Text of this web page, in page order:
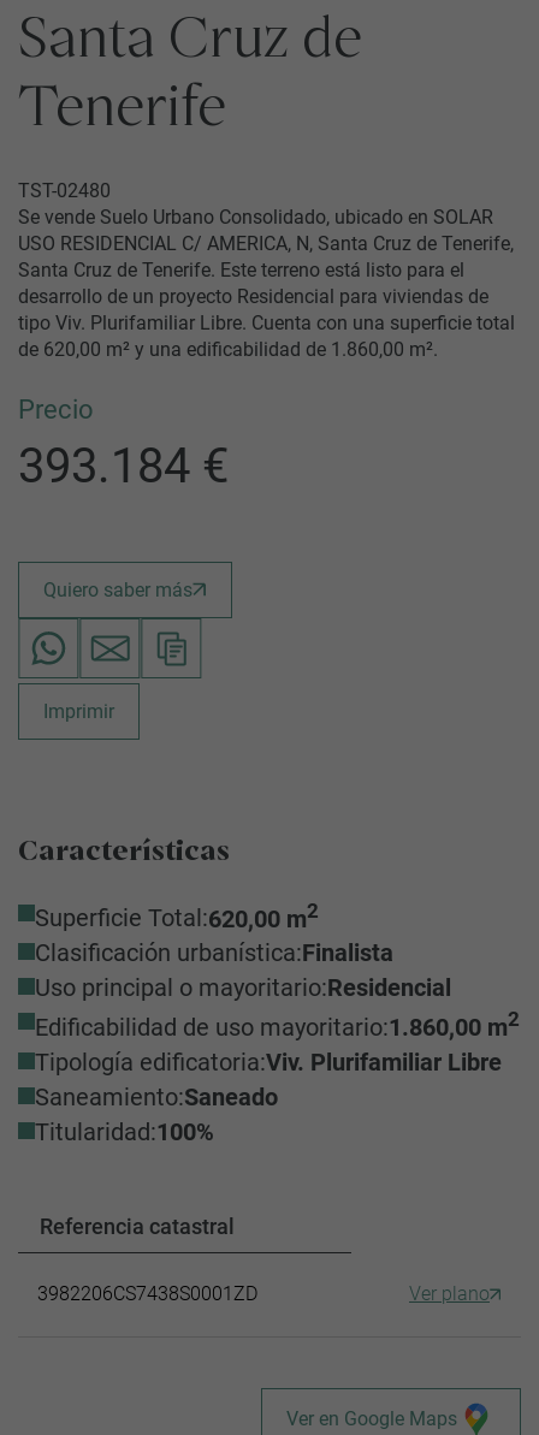
Santa Cruz de
Tenerife
TST-02480
Se vende Suelo Urbano Consolidado, ubicado en SOLAR
USO RESIDENCIAL C/ AMERICA, N, Santa Cruz de Tenerife,
Santa Cruz de Tenerife. Este terreno está listo para el
desarrollo de un proyecto Residencial para viviendas de
tipo Viv. Plurifamiliar Libre. Cuenta con una superficie total
de 620,00 m² y una edificabilidad de 1.860,00 m².
Precio
393.184 €
Quiero saber más
Imprimir
Características
Superficie Total:620,00 m2
Clasificación urbanística:Finalista
Uso principal o mayoritario:Residencial
Edificabilidad de uso mayoritario:1.860,00 m2
Tipología edificatoria:Viv. Plurifamiliar Libre
Saneamiento:Saneado
Titularidad:100%
Referencia catastral
3982206CS7438S0001ZD Ver plano
Ver en Google Maps